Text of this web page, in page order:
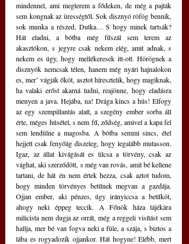
mindennel, ami megterem a fődeken, de még a pajták
sem kongnak az ürességtől. Sok disznyó röfög bennik,
sok munka a részed, Dutka… S hogy minek tartsák?
Hát eladni, a bótba még fűszál sem terem az
akasztókon, s jegyre csak nekem elég, amit adnak, s
nekem es úgy, hogy mellékeresek itt-ott. Hörögnek a
disznyók nemcsak télen, hanem még nyári hajnalokon
es, mer’ vágják őköt, asztot híresztelik, hogy magiknak,
ha valaki erőst akarná tudni, reajönne, hogy eladásra
menyen a java. Hejába, na! Drága kincs a hús! Elfogy
az egy szempillantás alatt, a szegény ember sorba áll
érte, méges húsétel, s nem fű, ződség, amivel a kapa fel
sem lendülne a magosba. A bótba semmi sincs, étel
hejjett csak fenyőág diszeleg, hogy legalább mutasson.
Igaz, az állat kivágását es tilcsa a törvény, csak az
vághat, aki szerződött, s még van rovás, amit bé kellene
tartani, de hát én nem értek hezza, csak aztot tudom,
hogy minden törvényes betűnek megvan a gazdája.
Ojjan ember, aki pénzes, úgy irányiccsa a betűköt,
ahogy neki éppeg teccik. A Főnök háza tájékára
milicista nem dugja az orrát, még a reggeli visítást sem
hallja, mer bé van fogva neki a füle, a szája, s biztos a
lába es rogyadozik ojjankor. Hát hogyne! Elébb, mert